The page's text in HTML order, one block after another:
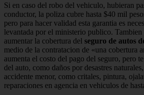
Si en caso del robo del vehiculo, hubieran
conductor, la poliza cubre hasta $40 mil
pero para hacer validad esta garantia es
levantada por el ministerio publico.
aumentar la cobertura del seguro de autos
medio de la contratacion de «una cobertura
aumenta el costo del pago del seguro, pero
del auto, como daños por desastres
accidente menor, como critales, pintura,
reparaciones en agencia en vehiculos de